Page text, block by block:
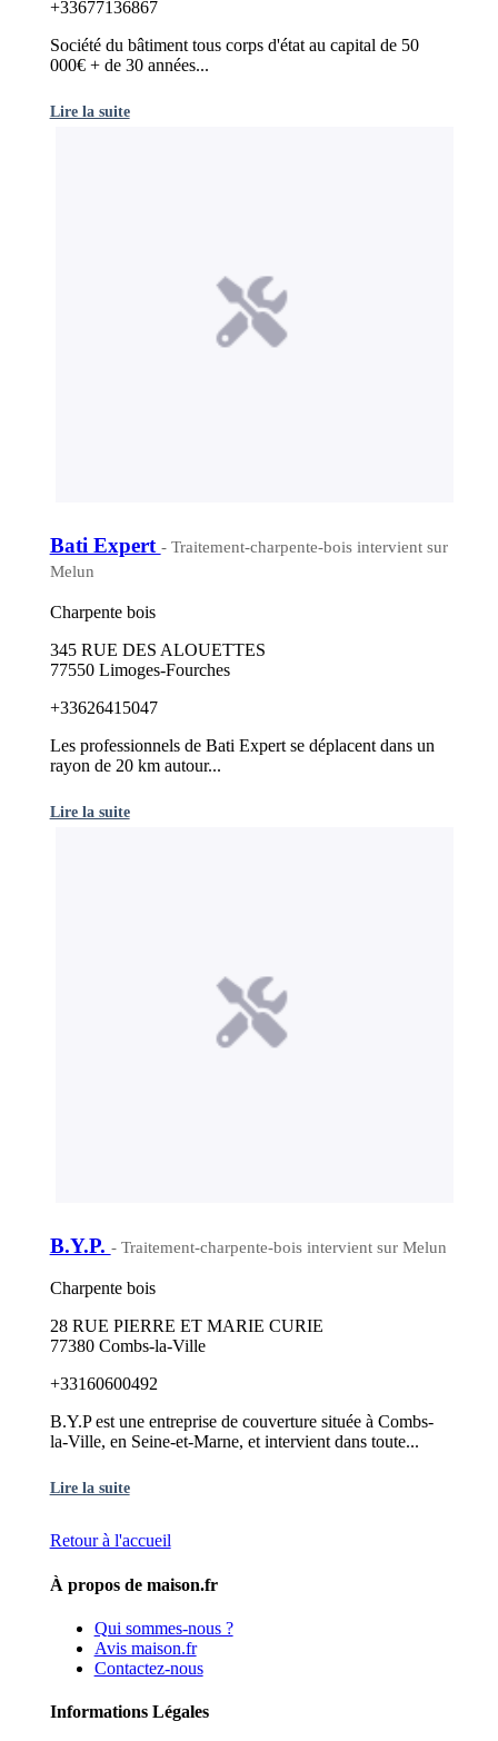
+33677136867
Société du bâtiment tous corps d'état au capital de 50
000€ + de 30 années...
Lire la suite
Bati Expert - Traitement-charpente-bois intervient sur
Melun
Charpente bois
345 RUE DES ALOUETTES
77550 Limoges-Fourches
+33626415047
Les professionnels de Bati Expert se déplacent dans un
rayon de 20 km autour...
Lire la suite
B.Y.P. - Traitement-charpente-bois intervient sur Melun
Charpente bois
28 RUE PIERRE ET MARIE CURIE
77380 Combs-la-Ville
+33160600492
B.Y.P est une entreprise de couverture située à Combs-
la-Ville, en Seine-et-Marne, et intervient dans toute...
Lire la suite
Retour à l'accueil
À propos de maison.fr
Qui sommes-nous ?
Avis maison.fr
Contactez-nous
Informations Légales